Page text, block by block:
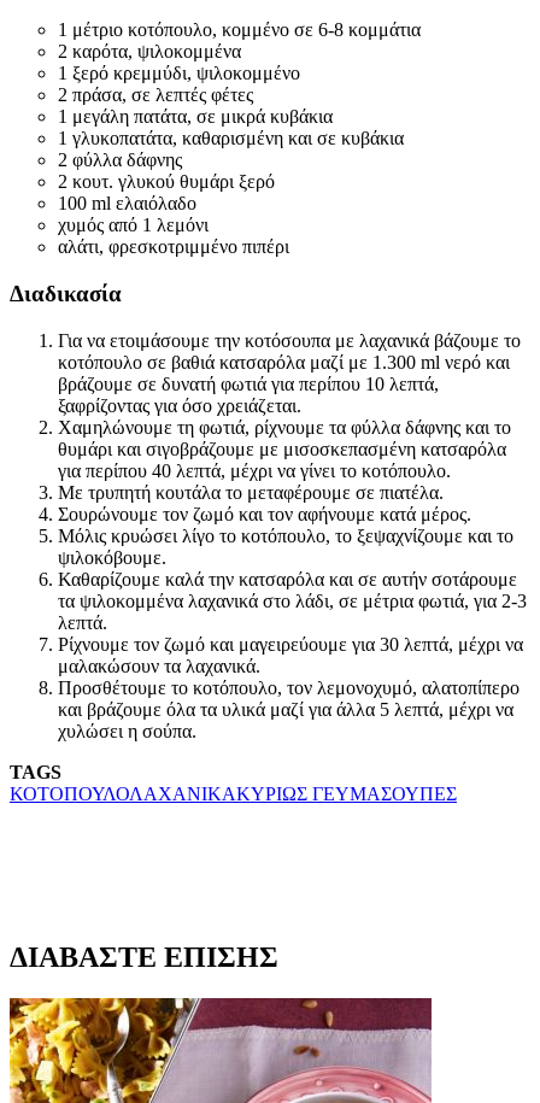
1 μέτριο κοτόπουλο, κομμένο σε 6-8 κομμάτια
2 καρότα, ψιλοκομμένα
1 ξερό κρεμμύδι, ψιλοκομμένο
2 πράσα, σε λεπτές φέτες
1 μεγάλη πατάτα, σε μικρά κυβάκια
1 γλυκοπατάτα, καθαρισμένη και σε κυβάκια
2 φύλλα δάφνης
2 κουτ. γλυκού θυμάρι ξερό
100 ml ελαιόλαδο
χυμός από 1 λεμόνι
αλάτι, φρεσκοτριμμένο πιπέρι
Διαδικασία
Για να ετοιμάσουμε την κοτόσουπα με λαχανικά βάζουμε το
κοτόπουλο σε βαθιά κατσαρόλα μαζί με 1.300 ml νερό και
βράζουμε σε δυνατή φωτιά για περίπου 10 λεπτά,
ξαφρίζοντας για όσο χρειάζεται.
Χαμηλώνουμε τη φωτιά, ρίχνουμε τα φύλλα δάφνης και το
θυμάρι και σιγοβράζουμε με μισοσκεπασμένη κατσαρόλα
για περίπου 40 λεπτά, μέχρι να γίνει το κοτόπουλο.
Με τρυπητή κουτάλα το μεταφέρουμε σε πιατέλα.
Σουρώνουμε τον ζωμό και τον αφήνουμε κατά μέρος.
Μόλις κρυώσει λίγο το κοτόπουλο, το ξεψαχνίζουμε και το
ψιλοκόβουμε.
Καθαρίζουμε καλά την κατσαρόλα και σε αυτήν σοτάρουμε
τα ψιλοκομμένα λαχανικά στο λάδι, σε μέτρια φωτιά, για 2-3
λεπτά.
Ρίχνουμε τον ζωμό και μαγειρεύουμε για 30 λεπτά, μέχρι να
μαλακώσουν τα λαχανικά.
Προσθέτουμε το κοτόπουλο, τον λεμονοχυμό, αλατοπίπερο
και βράζουμε όλα τα υλικά μαζί για άλλα 5 λεπτά, μέχρι να
χυλώσει η σούπα.
TAGS
ΚΟΤΟΠΟΥΛΟΛΑΧΑΝΙΚΑΚΥΡΙΩΣ ΓΕΥΜΑΣΟΥΠΕΣ
ΔΙΑΒΑΣΤΕ ΕΠΙΣΗΣ